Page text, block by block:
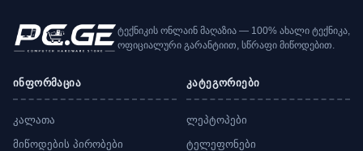
ტექნიკის ონლაინ მაღაზია — 100% ახალი ტექნიკა,
ოფიციალური გარანტიით, სწრაფი მიწოდებით.
ინფორმაცია
კალათა
მიწოდების პირობები
კატეგორიები
ლეპტოპები
ტელეფონები